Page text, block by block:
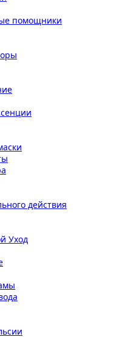
помощники
действия
Уход